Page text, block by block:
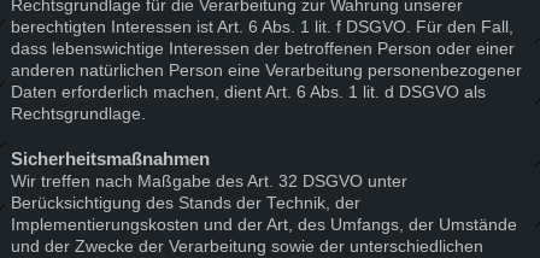
Rechtsgrundlage für die Verarbeitung zur Wahrung unserer
berechtigten Interessen ist Art. 6 Abs. 1 lit. f DSGVO. Für den Fall,
dass lebenswichtige Interessen der betroffenen Person oder einer
anderen natürlichen Person eine Verarbeitung personenbezogener
Daten erforderlich machen, dient Art. 6 Abs. 1 lit. d DSGVO als
Rechtsgrundlage.
Sicherheitsmaßnahmen
Wir treffen nach Maßgabe des Art. 32 DSGVO unter
Berücksichtigung des Stands der Technik, der
Implementierungskosten und der Art, des Umfangs, der Umstände
und der Zwecke der Verarbeitung sowie der unterschiedlichen